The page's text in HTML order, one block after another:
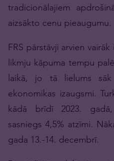
tradicionālajiem
aizsākto cenu pieaugumu.
FRS pārstāvji arvien
likmju kāpuma tempu
laikā, jo tā lielums
ekonomikas izaugsmi.
kādā brīdī 2023.
sasniegs 4,5% atzīmi.
gada 13.-14. decembrī.